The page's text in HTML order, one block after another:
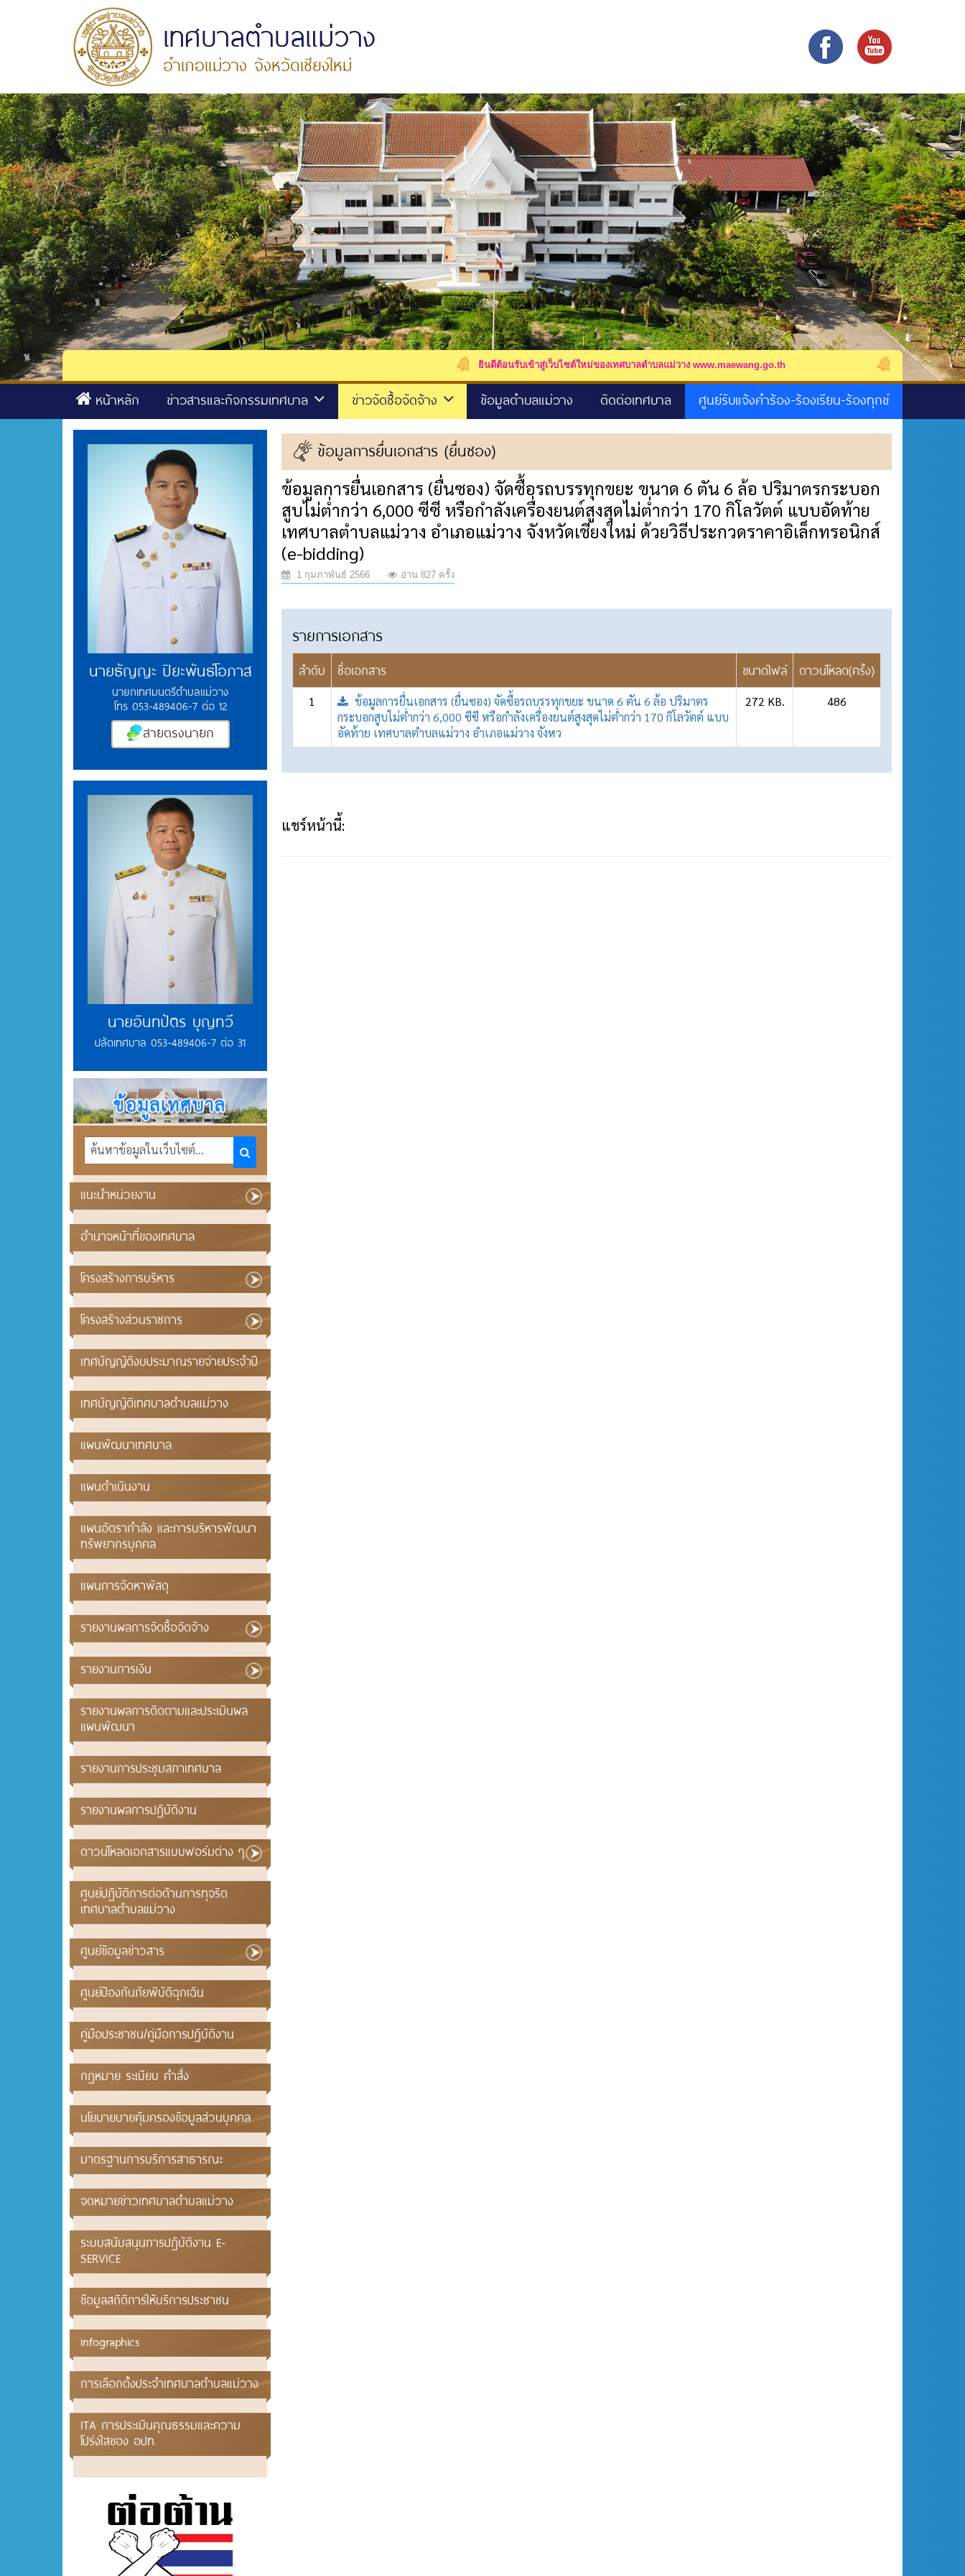
เทศบาลตำบลแม่วาง
อำเภอแม่วาง จังหวัดเชียงใหม่
ยินดีต้อนรับเข้าสู่เว็บไซต์ใหม่ของเทศบาลตำบลแม่วาง www.maewang.go.th ติดตามข่าวสาร เทศบาลตำบล
หน้าหลัก ข่าวสารและกิจกรรมเทศบาล ข่าวจัดซื้อจัดจ้าง ข้อมูลตำบลแม่วาง ติดต่อเทศบาล ศูนย์รับแจ้งคำร้อง-ร้องเรียน-ร้องทุกข์
นายธัญญะ ปิยะพันธ์โอภาส
นายกเทศมนตรีตำบลแม่วาง
โทร 053-489406-7 ต่อ 12
สายตรงนายก
นายอินทปัตร บุญทวี
ปลัดเทศบาล 053-489406-7 ต่อ 31
แนะนำหน่วยงาน
อำนาจหน้าที่ของเทศบาล
โครงสร้างการบริหาร
โครงสร้างส่วนราชการ
เทศบัญญัติงบประมาณรายจ่ายประจำปี
เทศบัญญัติเทศบาลตำบลแม่วาง
แผนพัฒนาเทศบาล
แผนดำเนินงาน
แผนอัตรากำลัง และการบริหารพัฒนา
ทรัพยากรบุคคล
แผนการจัดหาพัสดุ
รายงานผลการจัดซื้อจัดจ้าง
รายงานการเงิน
รายงานผลการติดตามและประเมินผล
แผนพัฒนา
รายงานการประชุมสภาเทศบาล
รายงานผลการปฏิบัติงาน
ดาวน์โหลดเอกสารแบบฟอร์มต่าง ๆ
ศูนย์ปฏิบัติการต่อต้านการทุจริต
เทศบาลตำบลแม่วาง
ศูนย์ข้อมูลข่าวสาร
ศูนย์ป้องกันภัยพิบัติฉุกเฉิน
คู่มือประชาชน/คู่มือการปฏิบัติงาน
กฎหมาย ระเบียบ คำสั่ง
นโยบายบายคุ้มครองข้อมูลส่วนบุคคล
มาตรฐานการบริการสาธารณะ
จดหมายข่าวเทศบาลตำบลแม่วาง
ระบบสนับสนุนการปฏิบัติงาน E-
SERVICE
ข้อมูลสถิติการให้บริการประชาชน
infographics
การเลือกตั้งประจำเทศบาลตำบลแม่วาง
ITA การประเมินคุณธรรมและความ
โปร่งใสของ อปท.
ข้อมูลการยื่นเอกสาร (ยื่นซอง)
ข้อมูลการยื่นเอกสาร (ยื่นซอง) จัดซื้อรถบรรทุกขยะ ขนาด 6 ตัน 6 ล้อ ปริมาตรกระบอก
สูบไม่ต่ำกว่า 6,000 ซีซี หรือกำลังเครื่องยนต์สูงสุดไม่ต่ำกว่า 170 กิโลวัตต์ แบบอัดท้าย
เทศบาลตำบลแม่วาง อำเภอแม่วาง จังหวัดเชียงใหม่ ด้วยวิธีประกวดราคาอิเล็กทรอนิกส์
(e-bidding)
1 กุมภาพันธ์ 2566 อ่าน 827 ครั้ง
รายการเอกสาร
ลำดับ ชื่อเอกสาร ขนาดไฟล์ ดาวน์โหลด(ครั้ง)
1
ข้อมูลการยื่นเอกสาร (ยื่นซอง) จัดซื้อรถบรรทุกขยะ ขนาด 6 ตัน 6 ล้อ ปริมาตร
กระบอกสูบไม่ต่ำกว่า 6,000 ซีซี หรือกำลังเครื่องยนต์สูงสุดไม่ต่ำกว่า 170 กิโลวัตต์ แบบ
อัดท้าย เทศบาลตำบลแม่วาง อำเภอแม่วาง จังหว
272 KB. 486
แชร์หน้านี้: